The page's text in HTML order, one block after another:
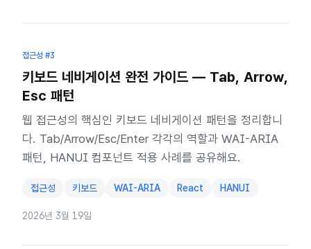
접근성 #3
키보드 네비게이션 완전 가이드 — Tab, Arrow,
Esc 패턴
웹 접근성의 핵심인 키보드 네비게이션 패턴을 정리합니
다. Tab/Arrow/Esc/Enter 각각의 역할과 WAI-ARIA
패턴, HANUI 컴포넌트 적용 사례를 공유해요.
접근성 키보드 WAI-ARIA React HANUI
2026년 3월 19일